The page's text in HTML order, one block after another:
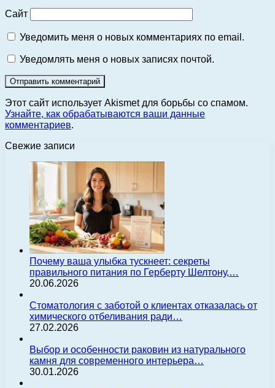
Сайт
Уведомить меня о новых комментариях по email.
Уведомлять меня о новых записях почтой.
Этот сайт использует Akismet для борьбы со спамом.
Узнайте, как обрабатываются ваши данные
комментариев.
Свежие записи
Почему ваша улыбка тускнеет: секреты
правильного питания по Герберту Шелтону,…
20.06.2026
Стоматология с заботой о клиентах отказалась от
химического отбеливания ради…
27.02.2026
Выбор и особенности раковин из натурального
камня для современного интерьера…
30.01.2026